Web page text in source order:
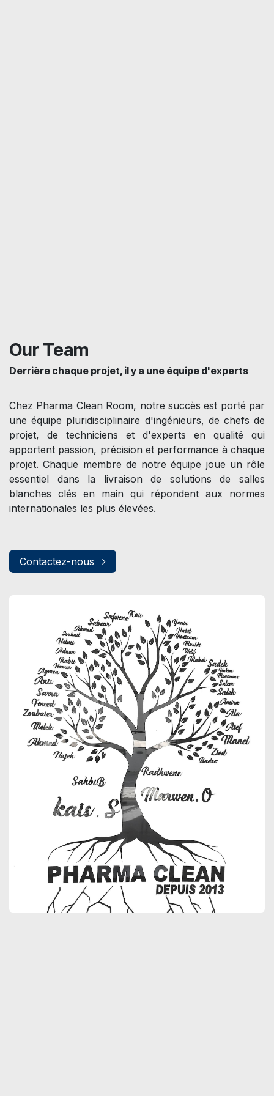
Our Team
Derrière chaque projet, il y a une équipe d'experts
Chez Pharma Clean Room, notre succès est porté par
une équipe pluridisciplinaire d'ingénieurs, de chefs de
projet, de techniciens et d'experts en qualité qui
apportent passion, précision et performance à chaque
projet. Chaque membre de notre équipe joue un rôle
essentiel dans la livraison de solutions de salles
blanches clés en main qui répondent aux normes
internationales les plus élevées.
Contactez-nous